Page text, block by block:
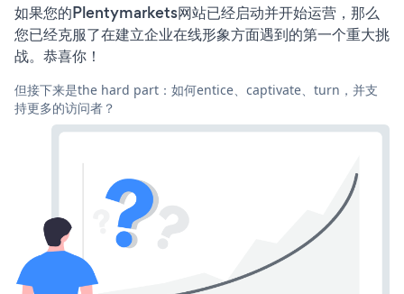
如果您的Plentymarkets网站已经启动并开始运营，那么
您已经克服了在建立企业在线形象方面遇到的第一个重大挑
战。恭喜你！
但接下来是the hard part：如何entice、captivate、turn，并支
持更多的访问者？